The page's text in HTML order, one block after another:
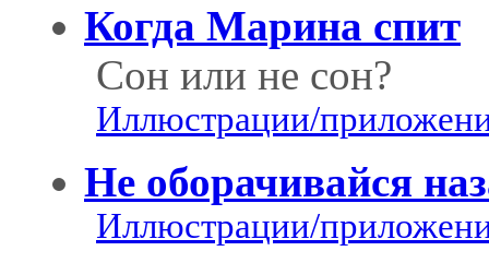
Когда Марина спит
Сон или не сон?
Иллюстрации/
Не оборачивайся
Иллюстрации/